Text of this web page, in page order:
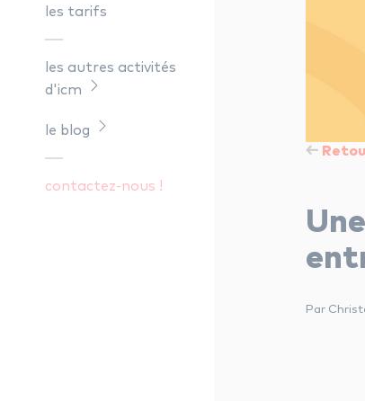
les tarifs
les autres activités
d'icm
le blog
contactez-nous !
Par